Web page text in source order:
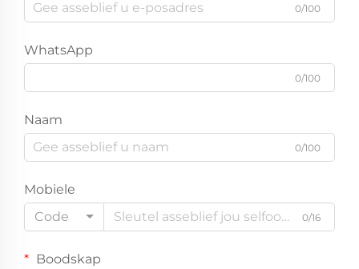
0/100
WhatsApp
0/100
Naam
0/100
Mobiele
Code
0/16
Boodskap